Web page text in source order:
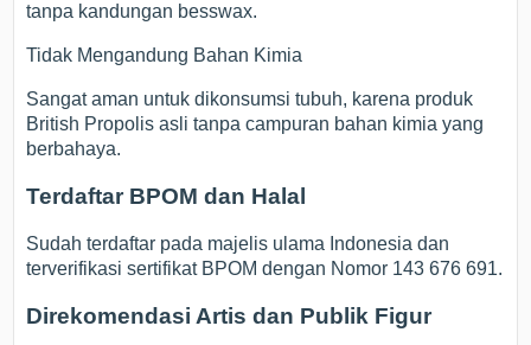
tanpa kandungan besswax.
Tidak Mengandung Bahan Kimia
Sangat aman untuk dikonsumsi tubuh, karena produk
British Propolis asli tanpa campuran bahan kimia yang
berbahaya.
Terdaftar BPOM dan Halal
Sudah terdaftar pada majelis ulama Indonesia dan
terverifikasi sertifikat BPOM dengan Nomor 143 676 691.
Direkomendasi Artis dan Publik Figur